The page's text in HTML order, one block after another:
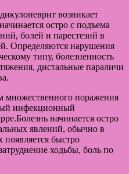
возникает
остро с подъема
болей и парестезий в
Определяются нарушения
типу, болезненность
дистальные параличи
множественного поражения
инфекционный
начинается остро
явлений, обычно в
быстро
ходьбы, боль по